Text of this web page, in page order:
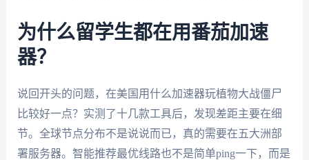
为什么留学生都在用番茄加速
器？
说回开头的问题，在美国用什么加速器玩植物大战僵尸
比较好一点？实测了十几款工具后，发现差距主要在细
节。全球节点分布不是说说而已，真的需要在五大洲部
署服务器。智能推荐最优线路也不是简单ping一下，而是